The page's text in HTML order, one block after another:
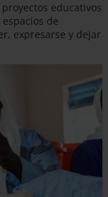
educativos
de
expresarse y dejar